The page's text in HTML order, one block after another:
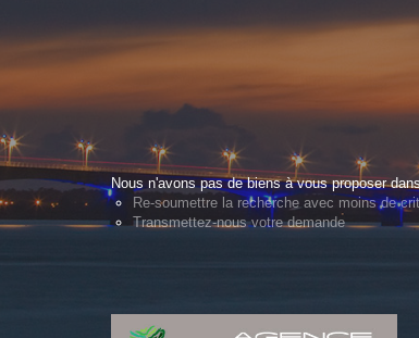
Nous n'avons pas de biens à vous proposer
Re-soumettre la recherche avec moins de
Transmettez-nous votre demande